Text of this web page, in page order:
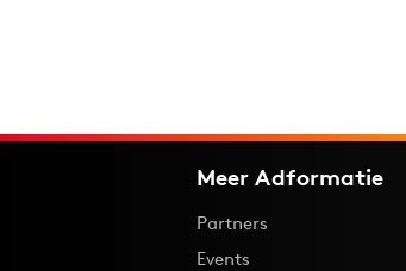
Meer Adformatie
Partners
Events